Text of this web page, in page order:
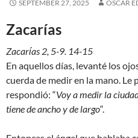
SEPTEMBER 27, 2025 OSCAR
Zacarías
Zacarίas 2, 5-9. 14-15
En aquellos días, levanté los
cuerda de medir en la mano. Le
respondió: “Voy a medir la
tiene de ancho y de largo“.